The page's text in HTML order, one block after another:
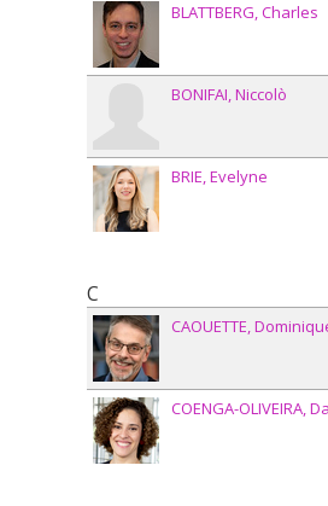
BLATTBERG Charles
BONIFAI Niccolò
BRIE Evelyne
C
CAOUETTE
COENGA-OLIVEIRA